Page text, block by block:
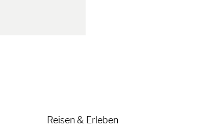
Reisen & Erleben